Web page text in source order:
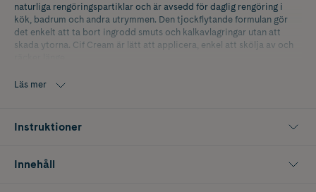
naturliga rengöringspartiklar och är avsedd för daglig rengöring i
kök, badrum och andra utrymmen. Den tjockflytande formulan gör
det enkelt att ta bort ingrodd smuts och kalkavlagringar utan att
skada ytorna. Cif Cream är lätt att applicera, enkel att skölja av och
Läs mer
Instruktioner
Innehåll